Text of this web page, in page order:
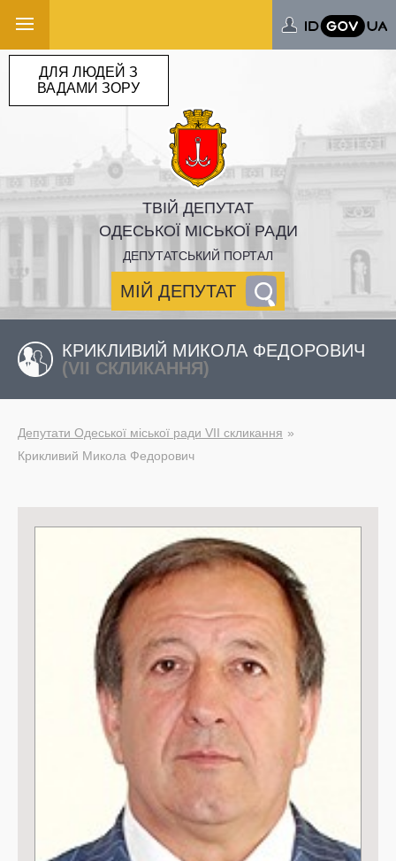
ТВІЙ ДЕПУТАТ
ОДЕСЬКОЇ МІСЬКОЇ РАДИ
ДЕПУТАТСЬКИЙ ПОРТАЛ
МІЙ ДЕПУТАТ
ДЛЯ ЛЮДЕЙ З
ВАДАМИ ЗОРУ
КРИКЛИВИЙ МИКОЛА ФЕДОРОВИЧ
(VII СКЛИКАННЯ)
Депутати Одеської міської ради VII скликання
Крикливий Микола Федорович